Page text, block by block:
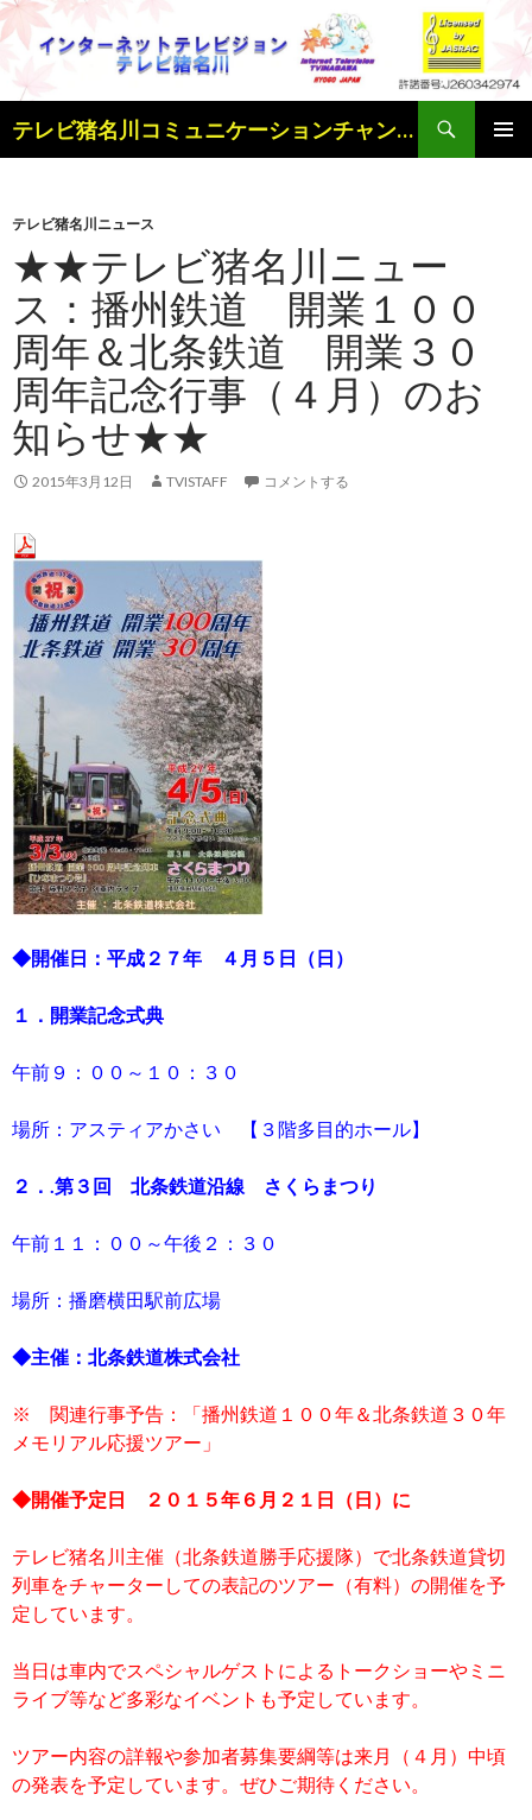
テレビ猪名川コミュニケーションチャンネル
索
ン
へ
ス
キ
ッ
プ
テレビ猪名川ニュース
★★テレビ猪名川ニュー
ス：播州鉄道 開業１００
周年＆北条鉄道 開業３０
周年記念行事（４月）のお
知らせ★★
2015年3月12日 TVISTAFF コメントする
◆開催日：平成２７年 ４月５日（日）
１．開業記念式典
午前９：００～１０：３０
場所：アスティアかさい 【３階多目的ホール】
２．.第３回 北条鉄道沿線 さくらまつり
午前１１：００～午後２：３０
場所：播磨横田駅前広場
◆主催：北条鉄道株式会社
※ 関連行事予告：「播州鉄道１００年＆北条鉄道３０年
メモリアル応援ツアー」
◆開催予定日 ２０１５年６月２１日（日）に
テレビ猪名川主催（北条鉄道勝手応援隊）で北条鉄道貸切
列車をチャーターしての表記のツアー（有料）の開催を予
定しています。
当日は車内でスペシャルゲストによるトークショーやミニ
ライブ等など多彩なイベントも予定しています。
ツアー内容の詳報や参加者募集要綱等は来月（４月）中頃
の発表を予定しています。ぜひご期待ください。